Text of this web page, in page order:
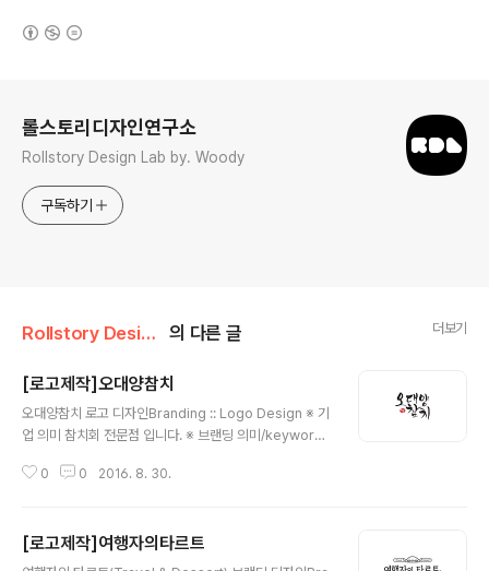
롤스토리디자인연구소
Rollstory Design Lab by. Woody
구독하기
Rollstory Design/8月 - August 의 다른 글 더보기
[로고제작]오대양참치
오대양참치 로고 디자인Branding :: Logo Design ※ 기
업 의미 참치회 전문점 입니다. ※ 브랜딩 의미/keyword/
하여 손글씨(캘리그라피)형태로 로고를 디자인 하였으며,
제작도 같이 해주셨습니다.
0 0 2016. 8. 30.
[로고제작]여행자의타르트